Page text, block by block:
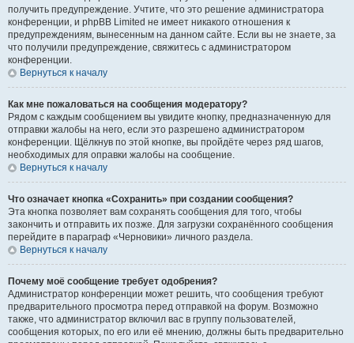
получить предупреждение. Учтите, что это решение администратора
конференции, и phpBB Limited не имеет никакого отношения к
предупреждениям, вынесенным на данном сайте. Если вы не знаете, за
что получили предупреждение, свяжитесь с администратором
конференции.
Вернуться к началу
Как мне пожаловаться на сообщения модератору?
Рядом с каждым сообщением вы увидите кнопку, предназначенную для
отправки жалобы на него, если это разрешено администратором
конференции. Щёлкнув по этой кнопке, вы пройдёте через ряд шагов,
необходимых для оправки жалобы на сообщение.
Вернуться к началу
Что означает кнопка «Сохранить» при создании сообщения?
Эта кнопка позволяет вам сохранять сообщения для того, чтобы
закончить и отправить их позже. Для загрузки сохранённого сообщения
перейдите в параграф «Черновики» личного раздела.
Вернуться к началу
Почему моё сообщение требует одобрения?
Администратор конференции может решить, что сообщения требуют
предварительного просмотра перед отправкой на форум. Возможно
также, что администратор включил вас в группу пользователей,
сообщения которых, по его или её мнению, должны быть предварительно